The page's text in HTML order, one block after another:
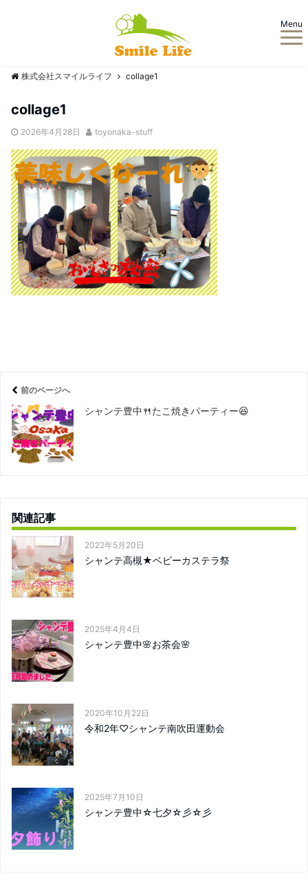
Menu
株式会社スマイルライフ collage1
collage1
2026年4月28日 toyonaka-stuff
前のページへ
シャンテ豊中🍴たこ焼きパーティー😆
関連記事
2022年5月20日
シャンテ高槻★ベビーカステラ祭
2025年4月4日
シャンテ豊中🌸お茶会🌸
2020年10月22日
令和2年♡シャンテ南吹田運動会
2025年7月10日
シャンテ豊中☆七夕☆彡☆彡